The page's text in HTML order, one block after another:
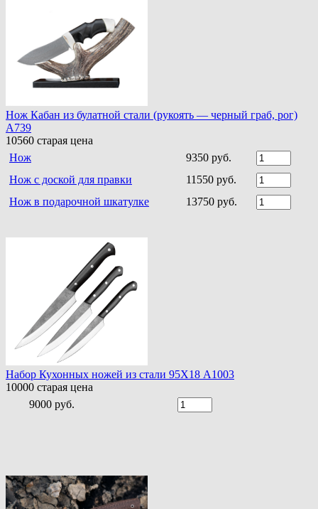
Нож Кабан из булатной стали (рукоять — черный граб, рог)
A739
10560 старая цена
Нож
9350 руб.
Нож с доской для правки
11550 руб.
Нож в подарочной шкатулке
13750 руб.
Набор Кухонных ножей из стали 95Х18 A1003
10000 старая цена
9000 руб.